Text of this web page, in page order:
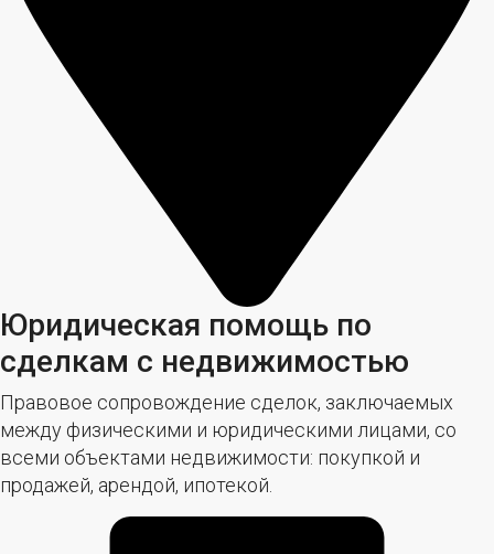
Юридическая помощь по
сделкам с недвижимостью
Правовое сопровождение сделок, заключаемых
между физическими и юридическими лицами, со
всеми объектами недвижимости: покупкой и
продажей, арендой, ипотекой.